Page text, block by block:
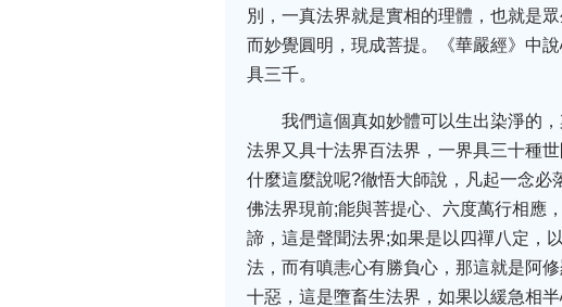
別，一真法界就是實相的理體，也就是
而妙覺圓明，現成菩提。《華嚴經》中
具三千。
我們這個真如妙體可以生出染淨的
法界又具十法界百法界，一界具三十種
什麼這麼說呢?徹悟大師說，凡起一念
佛法界現前;能與菩提心、六度萬行相應
諦，這是聲聞法界;如果是以四禪八定，
法，而有嗔恚心有勝負心，那這就是阿
十惡，這是墮畜生法界，如果以緩急相